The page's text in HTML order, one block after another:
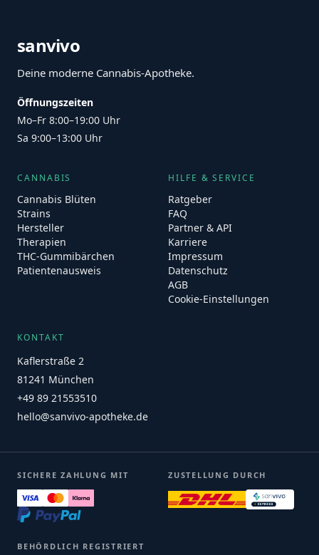
sanvivo
Deine moderne Cannabis-Apotheke.
Öffnungszeiten
Mo–Fr 8:00–19:00 Uhr
Sa 9:00–13:00 Uhr
CANNABIS
Cannabis Blüten
Strains
Hersteller
Therapien
THC-Gummibärchen
Patientenausweis
HILFE & SERVICE
Ratgeber
FAQ
Partner & API
Karriere
Impressum
Datenschutz
AGB
Cookie-Einstellungen
KONTAKT
Kaflerstraße 2
81241 München
+49 89 21553510
hello@sanvivo-apotheke.de
SICHERE ZAHLUNG MIT ZUSTELLUNG DURCH
BEHÖRDLICH REGISTRIERT